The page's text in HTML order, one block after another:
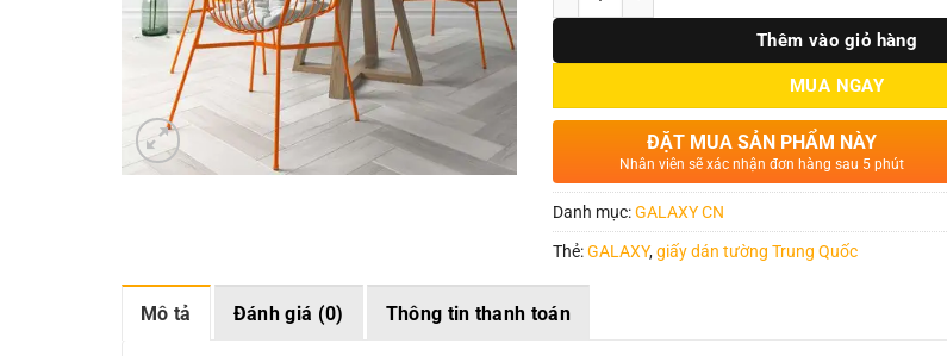
Thêm vào giỏ hàng
MUA NGAY
ĐẶT MUA SẢN PHẨM NÀY
Nhân viên sẽ xác nhận đơn hàng sau 5 phút
Danh mục:GALAXY CN
Thẻ:GALAXY,giấy dán tường Trung Quốc
Mô tả Đánh giá (0) Thông tin thanh toán